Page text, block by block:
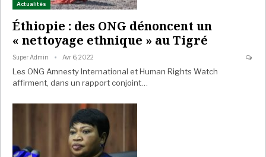
Actualités
Éthiopie : des ONG dénoncent un
« nettoyage ethnique » au Tigré
Super Admin Avr 6, 2022
Les ONG Amnesty International et Human Rights Watch
affirment, dans un rapport conjoint…